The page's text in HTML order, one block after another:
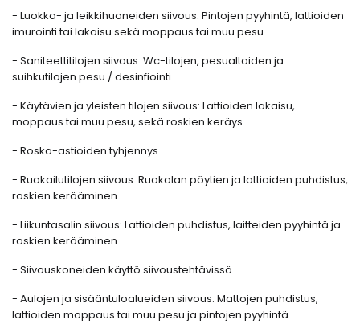
- Luokka- ja leikkihuoneiden siivous: Pintojen pyyhintä, lattioiden
imurointi tai lakaisu sekä moppaus tai muu pesu.
- Saniteettitilojen siivous: Wc-tilojen, pesualtaiden ja
suihkutilojen pesu / desinfiointi.
- Käytävien ja yleisten tilojen siivous: Lattioiden lakaisu,
moppaus tai muu pesu, sekä roskien keräys.
- Roska-astioiden tyhjennys.
- Ruokailutilojen siivous: Ruokalan pöytien ja lattioiden puhdistus,
roskien kerääminen.
- Liikuntasalin siivous: Lattioiden puhdistus, laitteiden pyyhintä ja
roskien kerääminen.
- Siivouskoneiden käyttö siivoustehtävissä.
- Aulojen ja sisääntuloalueiden siivous: Mattojen puhdistus,
lattioiden moppaus tai muu pesu ja pintojen pyyhintä.